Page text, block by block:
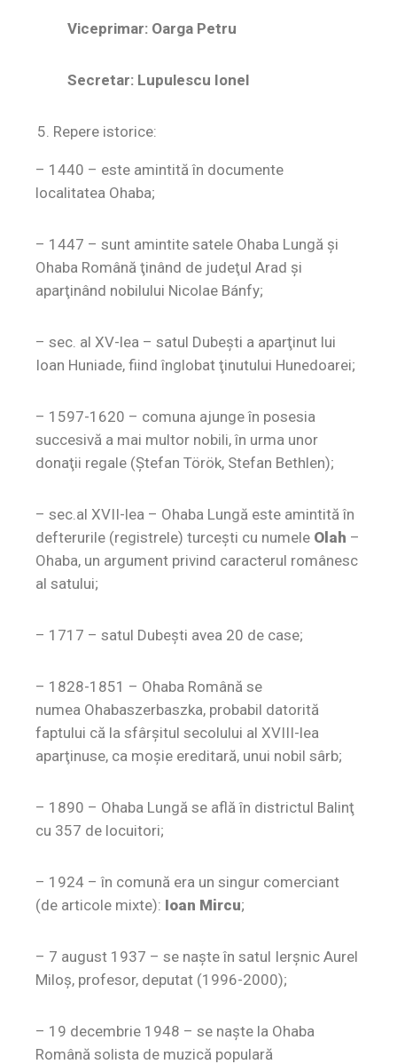
Viceprimar: Oarga Petru
Secretar: Lupulescu Ionel
Repere istorice:
– 1440 – este amintită în documente
localitatea Ohaba;
– 1447 – sunt amintite satele Ohaba Lungă şi
Ohaba Română ţinând de judeţul Arad şi
aparţinând nobilului Nicolae Bánfy;
– sec. al XV-lea – satul Dubeşti a aparţinut lui
Ioan Huniade, fiind înglobat ţinutului Hunedoarei;
– 1597-1620 – comuna ajunge în posesia
succesivă a mai multor nobili, în urma unor
donaţii regale (Ştefan Török, Stefan Bethlen);
– sec.al XVII-lea – Ohaba Lungă este amintită în
defterurile (registrele) turceşti cu numele Olah –
Ohaba, un argument privind caracterul românesc
al satului;
– 1717 – satul Dubeşti avea 20 de case;
– 1828-1851 – Ohaba Română se
numea Ohabaszerbaszka, probabil datorită
faptului că la sfârşitul secolului al XVIII-lea
aparţinuse, ca moşie ereditară, unui nobil sârb;
– 1890 – Ohaba Lungă se află în districtul Balinţ
cu 357 de locuitori;
– 1924 –în comună era un singur comerciant
(de articole mixte): Ioan Mircu;
– 7 august 1937 – se naşte în satul Ierşnic Aurel
Miloş, profesor, deputat (1996-2000);
– 19 decembrie 1948 – se naşte la Ohaba
Română solista de muzică populară